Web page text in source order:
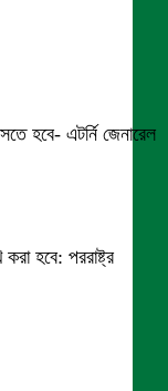
হবে- এটর্নি জেনারেল
হবে: পররাষ্ট্র